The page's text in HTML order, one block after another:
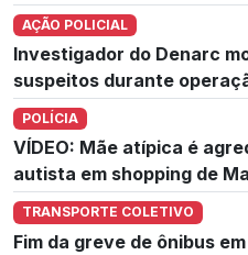
AÇÃO POLICIAL
Investigador do Denarc
suspeitos durante
POLÍCIA
VÍDEO: Mãe atípica é
autista em shopping de
TRANSPORTE COLETIVO
Fim da greve de ônibus